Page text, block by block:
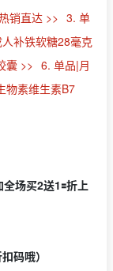
销直达 >> 3. 单
补铁软糖28毫克
囊 >> 6. 单品|月
物素维生素B7
场买2送1🟰折上
码哦）